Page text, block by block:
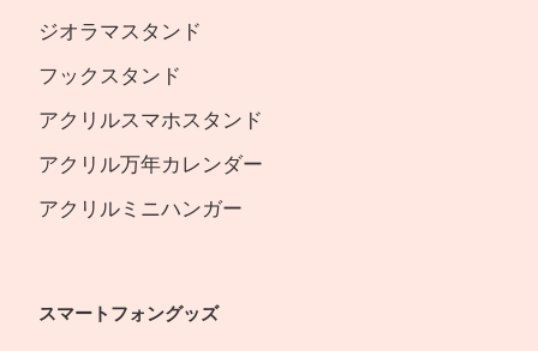
ジオラマスタンド
フックスタンド
アクリルスマホスタンド
アクリル万年カレンダー
アクリルミニハンガー
スマートフォングッズ